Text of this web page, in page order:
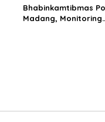
Bhabinkamtibmas
Madang, Monitoring